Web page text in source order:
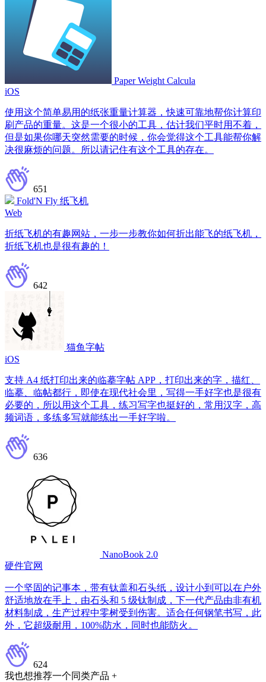
Paper Weight Calcula
iOS
使用这个简单易用的纸张重量计算器，快速可靠地帮你计算印
刷产品的重量。这是一个很小的工具，估计我们平时用不着，
但是如果你哪天突然需要的时候，你会觉得这个工具能帮你解
决很麻烦的问题。所以请记住有这个工具的存在。
651
Fold'N Fly 纸飞机
Web
折纸飞机的有趣网站，一步一步教你如何折出能飞的纸飞机，
折纸飞机也是很有趣的！
642
猫鱼字帖
iOS
支持 A4 纸打印出来的临摹字帖 APP，打印出来的字，描红、
临摹、临帖都行，即使在现代社会里，写得一手好字也是很有
必要的，所以用这个工具，练习写字也挺好的，常用汉字，高
频词语，多练多写就能练出一手好字啦。
636
NanoBook 2.0
硬件官网
一个坚固的记事本，带有钛盖和石头纸，设计小到可以在户外
舒适地放在手上，由石头和 5 级钛制成，下一代产品由非有机
材料制成，生产过程中零树受到伤害。适合任何钢笔书写，此
外，它超级耐用，100%防水，同时也能防火。
624
我也想推荐一个同类产品 +